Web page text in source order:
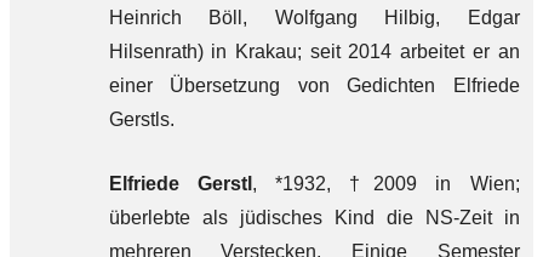
Heinrich Böll, Wolfgang Hilbig, Edgar
Hilsenrath) in Krakau; seit 2014 arbeitet er an
einer Übersetzung von Gedichten Elfriede
Gerstls.
Elfriede Gerstl , *1932, †2009 in Wien;
überlebte als jüdisches Kind die NS-Zeit in
mehreren Verstecken. Einige Semester